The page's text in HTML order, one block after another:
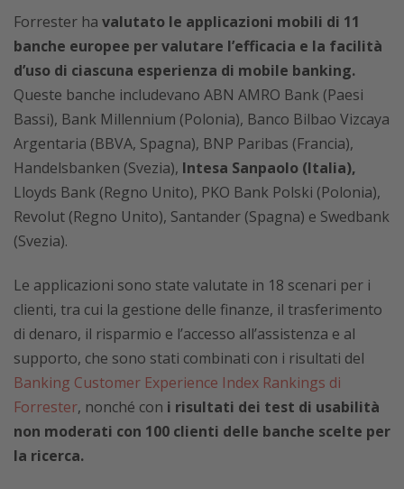
Forrester ha valutato le applicazioni mobili di 11
banche europee per valutare l’efficacia e la facilità
d’uso di ciascuna esperienza di mobile banking.
Queste banche includevano ABN AMRO Bank (Paesi
Bassi), Bank Millennium (Polonia), Banco Bilbao Vizcaya
Argentaria (BBVA, Spagna), BNP Paribas (Francia),
Handelsbanken (Svezia), Intesa Sanpaolo (Italia),
Lloyds Bank (Regno Unito), PKO Bank Polski (Polonia),
Revolut (Regno Unito), Santander (Spagna) e Swedbank
(Svezia).
Le applicazioni sono state valutate in 18 scenari per i
clienti, tra cui la gestione delle finanze, il trasferimento
di denaro, il risparmio e l’accesso all’assistenza e al
supporto, che sono stati combinati con i risultati del
Banking Customer Experience Index Rankings di
Forrester, nonché con i risultati dei test di usabilità
non moderati con 100 clienti delle banche scelte per
la ricerca.